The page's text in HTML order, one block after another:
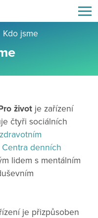
Kdo jsme
život je zařízení
čtyři sociálních
Centra denních
lidem s mentálním
je přizpůsoben